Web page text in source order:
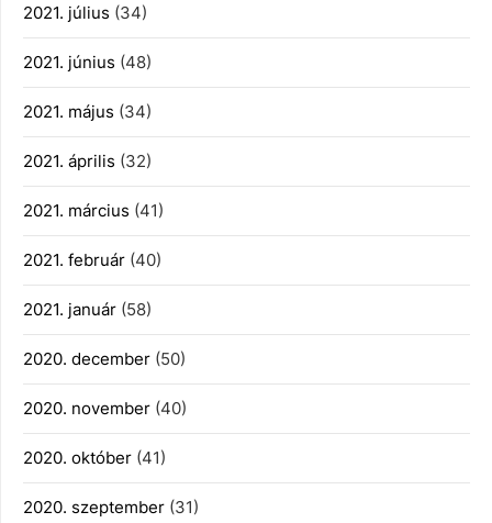
2021. július (34)
2021. június (48)
2021. május (34)
2021. április (32)
2021. március (41)
2021. február (40)
2021. január (58)
2020. december (50)
2020. november (40)
2020. október (41)
2020. szeptember (31)